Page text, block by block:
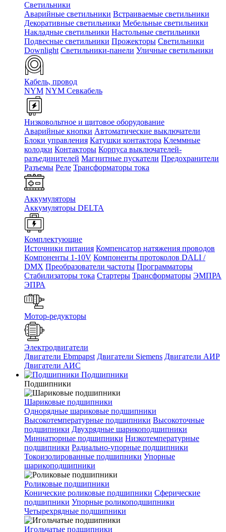
Светильники
Аварийные светильники Встраиваемые светильники
Декоративные светильники Мебельные светильники
Накладные светильники Настольные светильники
Подвесные светильники Прожекторы Светильники
Downlight Светильники-панели Уличные светильники
Кабель, провод
NYM NYM Севкабель
Низковольтное и щитовое оборудование
Аварийные кнопки Автоматические выключатели
Блоки управления Катушки контактора Клеммные
колодки Контакторы Корпуса выключателей-
разъединителей Магнитные пускатели Предохранители
Разъемы Реле Трансформаторы тока
Аккумуляторы
Аккумуляторы DELTA
Комплектующие
Источники питания Компенсатор натяжения проводов
Компоненты 1-10V Компоненты протоколов DALI /
DMX Преобразователи частоты Программаторы
Стабилизаторы тока Стартеры Трансформаторы ЭМПРА
ЭПРА
Мотор-редукторы
Электродвигатели
Двигатели Ebmpapst Двигатели Siemens Двигатели АИР
Двигатели АИС
Подшипники
Подшипники
Шариковые подшипники
Однорядные шариковые подшипники
Высокотемпературные подшипники Высокоточные
подшипники Двухрядные шарикоподшипники
Миниатюрные подшипники Низкотемпературные
подшипники Радиально-упорные подшипники
Токоизолированные подшипники Упорные
шарикоподшипники
Роликовые подшипники
Конические роликовые подшипники Сферические
подшипники Упорные роликоподшипники
Четырехрядные подшипники
Игольчатые подшипники